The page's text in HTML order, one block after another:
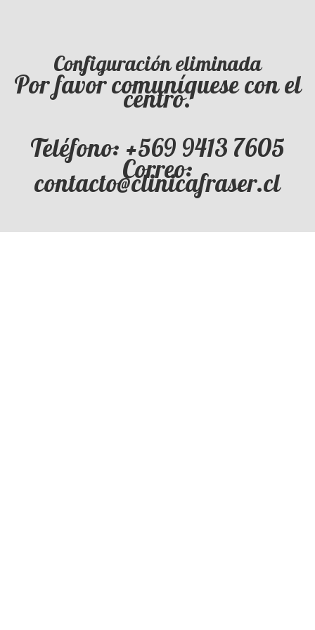
Configuración eliminada
Por favor comuníquese con el
centro.
Teléfono: +569 9413 7605
Correo:
contacto@clinicafraser.cl